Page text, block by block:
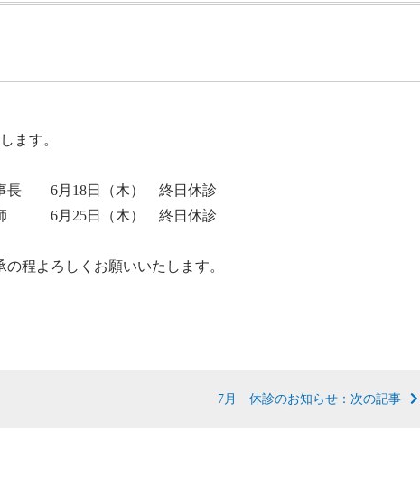
ます。
6月18日（木） 終日休診
25日（木） 終日休診
程よろしくお願いいたします。
7月 休診のお知らせ：次の記事